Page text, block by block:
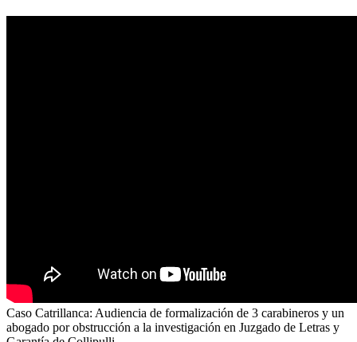
Caso Catrillanca: Audiencia de formalización de 3 carabineros y un
abogado por obstrucción a la investigación en Juzgado de Letras y